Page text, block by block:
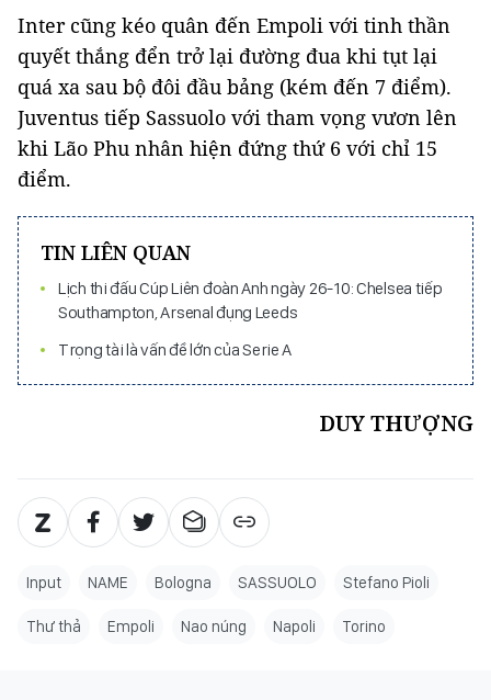
Inter cũng kéo quân đến Empoli với tinh thần
quyết thắng đển trở lại đường đua khi tụt lại
quá xa sau bộ đôi đầu bảng (kém đến 7 điểm).
Juventus tiếp Sassuolo với tham vọng vươn lên
khi Lão Phu nhân hiện đứng thứ 6 với chỉ 15
điểm.
TIN LIÊN QUAN
Lịch thi đấu Cúp Liên đoàn Anh ngày 26-10: Chelsea tiếp
Southampton, Arsenal đụng Leeds
Trọng tài là vấn đề lớn của Serie A
DUY THƯỢNG
Input NAME Bologna SASSUOLO Stefano Pioli
Thư thả Empoli Nao núng Napoli Torino